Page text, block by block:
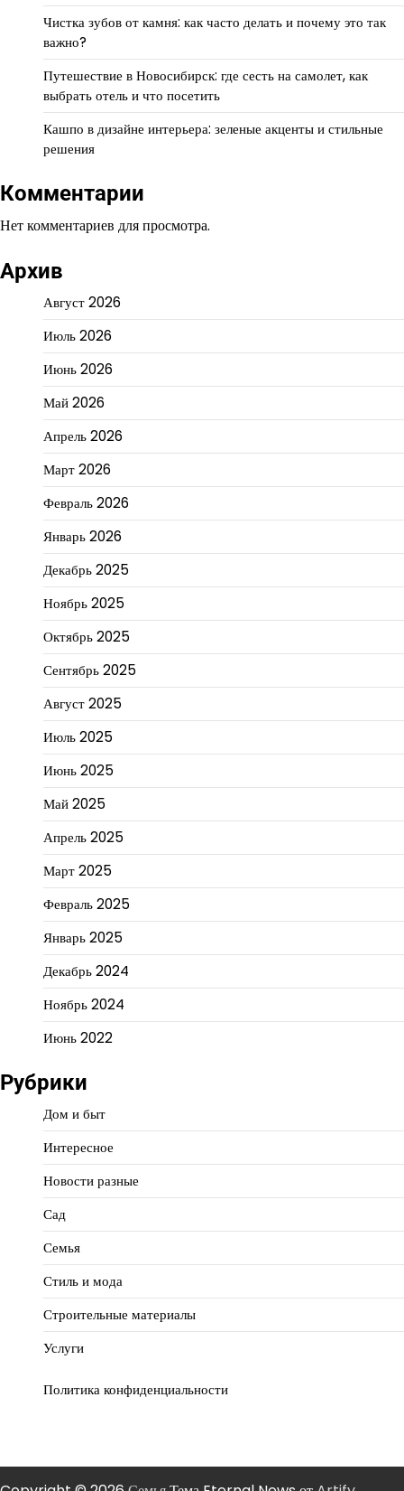
Чистка зубов от камня: как часто делать и почему это так
важно?
Путешествие в Новосибирск: где сесть на самолет, как
выбрать отель и что посетить
Кашпо в дизайне интерьера: зеленые акценты и стильные
решения
Комментарии
Нет комментариев для просмотра.
Архив
Август 2026
Июль 2026
Июнь 2026
Май 2026
Апрель 2026
Март 2026
Февраль 2026
Январь 2026
Декабрь 2025
Ноябрь 2025
Октябрь 2025
Сентябрь 2025
Август 2025
Июль 2025
Июнь 2025
Май 2025
Апрель 2025
Март 2025
Февраль 2025
Январь 2025
Декабрь 2024
Ноябрь 2024
Июнь 2022
Рубрики
Дом и быт
Интересное
Новости разные
Сад
Семья
Стиль и мода
Строительные материалы
Услуги
Политика конфиденциальности